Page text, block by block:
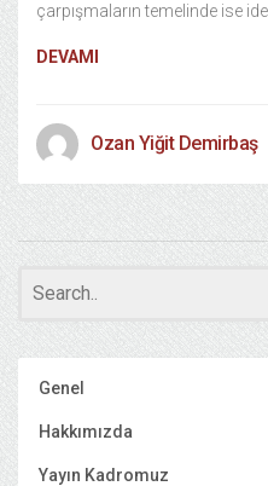
çarpışmaların temelinde ise
DEVAMI
Ozan Yiğit Demirbaş
Genel
Hakkımızda
Yayın Kadromuz